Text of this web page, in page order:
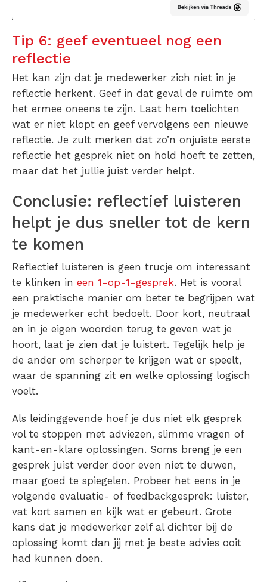
Tip 6: geef eventueel nog een
reflectie
Het kan zijn dat je medewerker zich niet in je
reflectie herkent. Geef in dat geval de ruimte om
het ermee oneens te zijn. Laat hem toelichten
wat er niet klopt en geef vervolgens een nieuwe
reflectie. Je zult merken dat zo’n onjuiste eerste
reflectie het gesprek niet on hold hoeft te zetten,
maar dat het jullie juist verder helpt.
Conclusie: reflectief luisteren
helpt je dus sneller tot de kern
te komen
Reflectief luisteren is geen trucje om interessant
te klinken in een 1-op-1-gesprek. Het is vooral
een praktische manier om beter te begrijpen wat
je medewerker echt bedoelt. Door kort, neutraal
en in je eigen woorden terug te geven wat je
hoort, laat je zien dat je luistert. Tegelijk help je
de ander om scherper te krijgen wat er speelt,
waar de spanning zit en welke oplossing logisch
voelt.
Als leidinggevende hoef je dus niet elk gesprek
vol te stoppen met adviezen, slimme vragen of
kant-en-klare oplossingen. Soms breng je een
gesprek juist verder door even níet te duwen,
maar goed te spiegelen. Probeer het eens in je
volgende evaluatie- of feedbackgesprek: luister,
vat kort samen en kijk wat er gebeurt. Grote
kans dat je medewerker zelf al dichter bij de
oplossing komt dan jij met je beste advies ooit
had kunnen doen.